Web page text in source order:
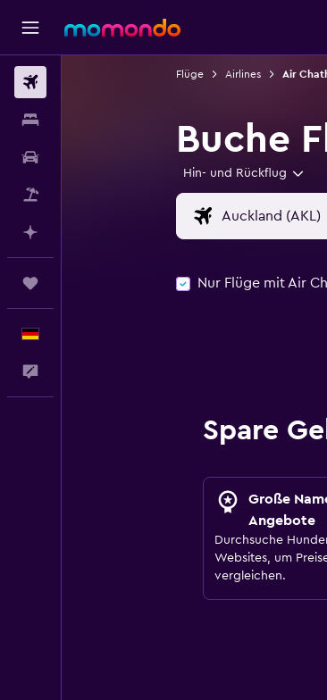
Flüge Airlines Air
Buche
Hin- und Rückflug
Nur Flüge mit Air
Spare
Große
Angebote
Durchsuche
Websites, um
vergleichen.